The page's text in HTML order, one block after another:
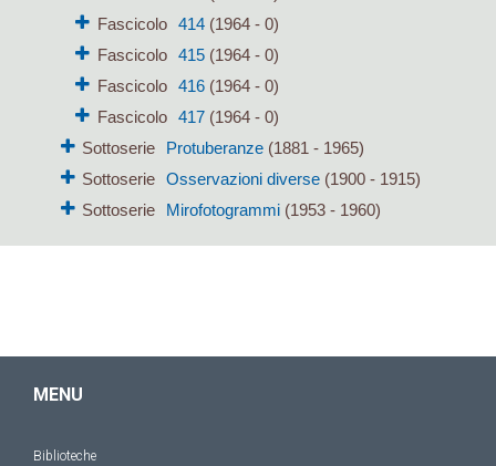
Fascicolo
414(1964 - 0)
Fascicolo
415(1964 - 0)
Fascicolo
416(1964 - 0)
Fascicolo
417(1964 - 0)
Sottoserie
Protuberanze (1881 - 1965)
Sottoserie
Osservazioni diverse (1900 - 1915)
Sottoserie
Mirofotogrammi (1953 - 1960)
MENU
Biblioteche